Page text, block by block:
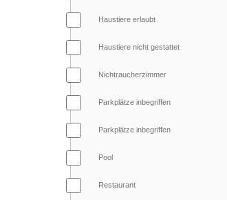
Haustiere erlaubt
Haustiere nicht gestattet
Nichtraucherzimmer
Parkplätze inbegriffen
Parkplätze inbegriffen
Pool
Restaurant